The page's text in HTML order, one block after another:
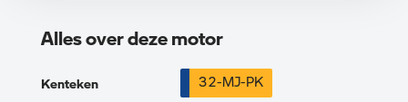
Alles over deze motor
Kenteken 32-MJ-PK